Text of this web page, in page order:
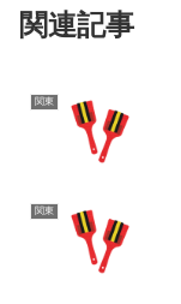
関連記事
関東
関東